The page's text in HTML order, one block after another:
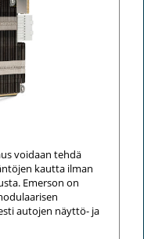
voidaan tehdä
kautta ilman
Emerson on
autojen näyttö- ja